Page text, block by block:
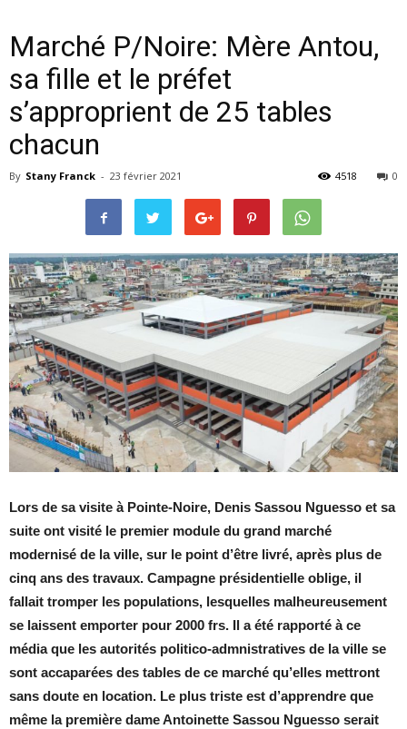
Marché P/Noire: Mère Antou,
sa fille et le préfet
s’approprient de 25 tables
chacun
By Stany Franck - 23 février 2021 0
4518
Lors de sa visite à Pointe-Noire, Denis Sassou Nguesso et sa
suite ont visité le premier module du grand marché
modernisé de la ville, sur le point d’être livré, après plus de
cinq ans des travaux. Campagne présidentielle oblige, il
fallait tromper les populations, lesquelles malheureusement
se laissent emporter pour 2000 frs. Il a été rapporté à ce
média que les autorités politico-admnistratives de la ville se
sont accaparées des tables de ce marché qu’elles mettront
sans doute en location. Le plus triste est d’apprendre que
même la première dame Antoinette Sassou Nguesso serait